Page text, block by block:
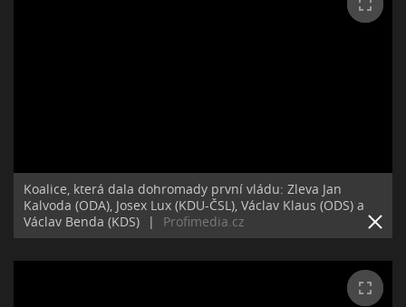
Koalice, která dala dohromady první vládu: Zleva Jan
Kalvoda (ODA), Josex Lux (KDU-ČSL), Václav Klaus (ODS) a
Václav Benda (KDS)
| Profimedia.cz